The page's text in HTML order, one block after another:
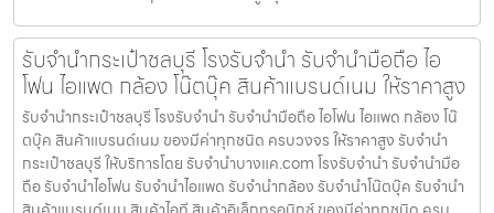
สถานที่นัดพบ โดยผู้จำนำต้องเตรียมเอกสาร สำเนาบัตรประชาชน เซ็นต์
รับรองสำเนา เพื่อยืนยันการเป็นเจ้าของสินค้า ตรวจสอบสภาพ ตีราคา และ
รับเงินสดทันที ระยะเวลาผ่อนชำระตั้งแต่ 60 วันขึ้นไป และสูงสุด 60 เดือน
อัตราดอกเบี้ยต่อปีไม่เกิน 15% ตามที่กฏหมายกำหนด เงิน 1,000 บาท จะ
มีค่าบริการ 5 บาท/วัน ท่านโอนเงินค่าบริการทุก 20 วัน (นับจากวันที่จำนำ
สินค้า) อัตราดอกเบี้ยร้อยละ 15 ต่อปี โดยอัตราดอกเบี้ยค่าปรับ ค่าบริการ
และค่าธรรมเนียม ใดๆ เมื่อรวมกันแล้วสูงสุดไม่เกิน 28% ต่อปี